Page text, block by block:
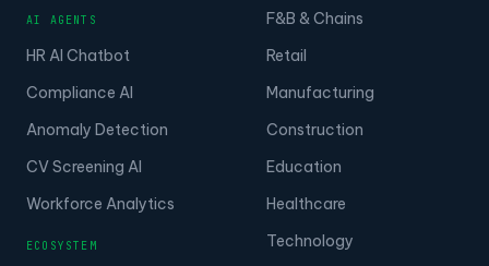
AI AGENTS
HR AI Chatbot
Compliance AI
Anomaly Detection
CV Screening AI
Workforce Analytics
ECOSYSTEM
F&B & Chains
Retail
Manufacturing
Construction
Education
Healthcare
Technology